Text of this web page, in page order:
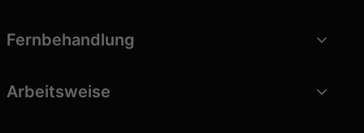
Fernbehandlung
Arbeitsweise